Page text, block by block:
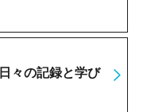
々の記録と学び